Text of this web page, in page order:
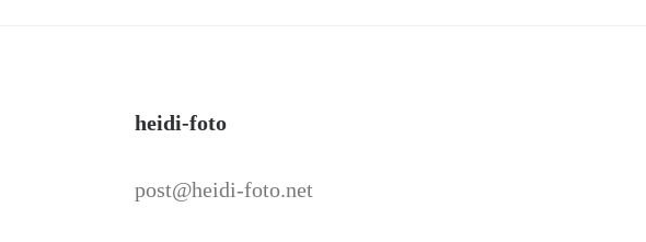
heidi-foto
post@heidi-foto.net